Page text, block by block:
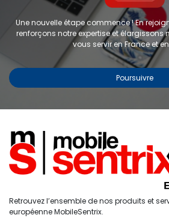
Étiquettes
Accueil Recherche
Une nouvelle étape commence ! En
renforçons notre expertise et élargissons
vous servir en France et
Poursuivre
Retrouvez l’ensemble de nos produits et
européenne MobileSentrix.
Copyright © 2024 FMP-France.